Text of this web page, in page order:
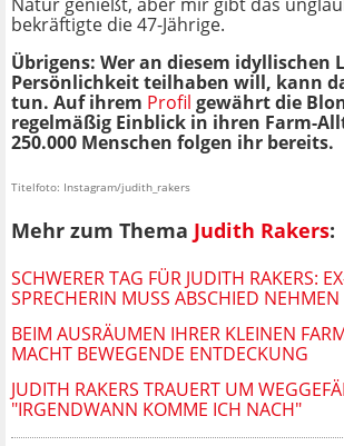
bekräftigte die 47-Jährige.
Übrigens: Wer an diesem idyllischen
Persönlichkeit teilhaben will, kann
tun. Auf ihrem Profil gewährt die
regelmäßig Einblick in ihren Farm-
250.000 Menschen folgen ihr bereits.
Titelfoto: Instagram/judith_rakers
Mehr zum Thema Judith Rakers:
SCHWERER TAG FÜR JUDITH RAKERS:
SPRECHERIN MUSS ABSCHIED NEHMEN
BEIM AUSRÄUMEN IHRER KLEINEN
MACHT BEWEGENDE ENTDECKUNG
JUDITH RAKERS TRAUERT UM
"IRGENDWANN KOMME ICH NACH"